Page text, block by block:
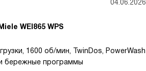
деликатных типов вещей дают
с интенсивностью. Шум при
у старой машины, поэтому можно
управления интуитивная —
подсказки по настройкам и
окончания. Объём барабана
04.06.2026
WEI865 WPS
1600 об/мин, TwinDos, PowerWash
бережные программы